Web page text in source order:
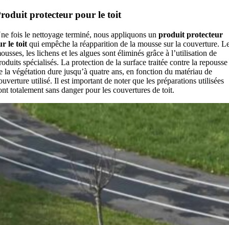
protecteur pour le toit
fois le nettoyage terminé, nous appliquons unproduit protecteur
le toit qui empêche la réapparition de la mousse sur la couverture.
les lichens et les algues sont éliminés grâce à l’utilisation de
spécialisés. La protection de la surface traitée contre la repousse
la végétation dure jusqu’à quatre ans, en fonction du matériau de
utilisé. Il est important de noter que les préparations utilisées
totalement sans danger pour les couvertures de toit.